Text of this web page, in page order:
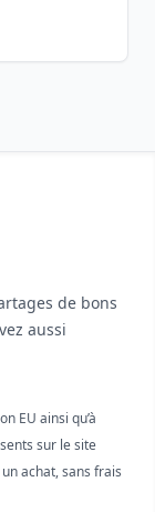
de bons
aussi
EU ainsi qu’à
sur le site
achat, sans frais